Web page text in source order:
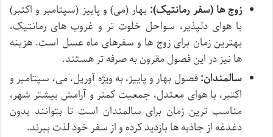
زوج ها (سفر رمانتیک): بهار (می) و پاییز (سپتامبر و اکتبر)
با هوای دلپذیر، سواحل خلوت تر و غروب های رمانتیک،
بهترین زمان برای زوج ها و سفرهای ماه عسل است. هزینه
ها نیز در این فصول مقرون به صرفه تر هستند.
سالمندان:فصول بهار و پاییز، به ویژه آوریل، می، سپتامبر و
اکتبر، با هوای معتدل، جمعیت کمتر و آرامش بیشتر شهر،
مناسب ترین زمان برای سالمندان است تا بتوانند بدون
دغدغه از جاذبه ها بازدید کرده و از سفر خود لذت ببرند.